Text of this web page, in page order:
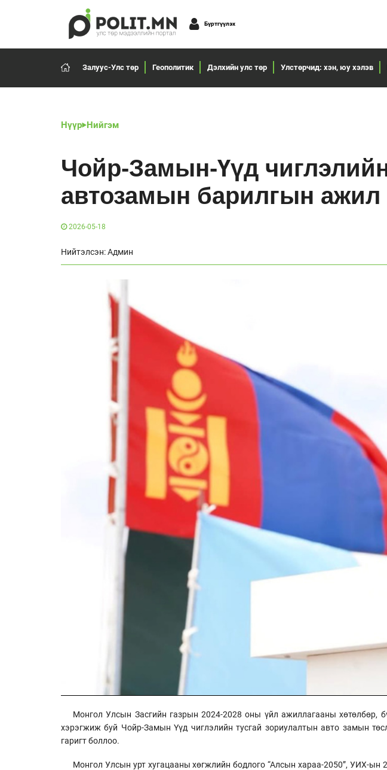
Бүртгүүлэх
Залуус-Улс төр Геополитик Дэлхийн улс төр Улстөрчид: хэн, юу хэлэв
Нүүр Нийгэм
Чойр-Замын-Үүд
автозамын барилгын ажил
2026-05-18
Нийтэлсэн: Админ
Монгол Улсын Засгийн газрын 2024-2028 оны үйл ажиллагааны хөтөлбөр,
хэрэгжиж буй Чойр-Замын Үүд чиглэлийн тусгай зориулалтын авто замын
гаригт боллоо.
Монгол Улсын урт хугацааны хөгжлийн бодлого “Алсын хараа-2050”, УИХ-ын